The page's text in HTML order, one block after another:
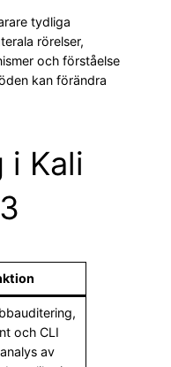
tydliga
rörelser,
och förståelse
kan förändra
i Kali
och CLI
av